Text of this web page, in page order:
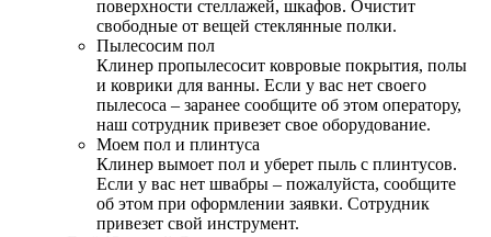
поверхности стеллажей, шкафов. Очистит
свободные от вещей стеклянные полки.
Пылесосим пол
Клинер пропылесосит ковровые покрытия, полы
и коврики для ванны. Если у вас нет своего
пылесоса – заранее сообщите об этом оператору,
наш сотрудник привезет свое оборудование.
Моем пол и плинтуса
Клинер вымоет пол и уберет пыль с плинтусов.
Если у вас нет швабры – пожалуйста, сообщите
об этом при оформлении заявки. Сотрудник
привезет свой инструмент.